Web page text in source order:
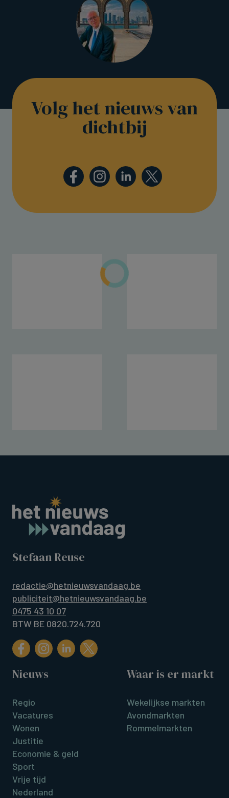
Volg het nieuws van
dichtbij
Stefaan Reuse
redactie@hetnieuwsvandaag.be
publiciteit@hetnieuwsvandaag.be
0475 43 10 07
BTW BE 0820.724.720
Nieuws
Regio
Vacatures
Wonen
Justitie
Economie & geld
Sport
Vrije tijd
Nederland
Waar is er markt
Wekelijkse markten
Avondmarkten
Rommelmarkten